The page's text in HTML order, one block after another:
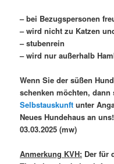
– bei Bezugspersonen
– wird nicht zu Katzen
– stubenrein
– wird nur außerhalb
Wenn Sie der süßen
schenken möchten,
Selbstauskunft unter
Neues Hundehaus an uns!
03.03.2025 (mw)
Anmerkung KVH: Der für